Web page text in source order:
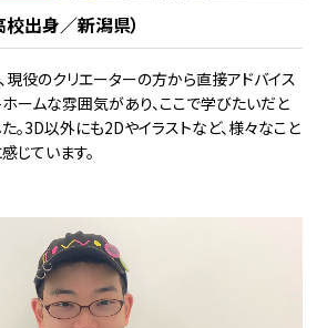
出身／新潟県）
現役のクリエーターの方から直接アドバイス
ホームな雰囲気があり、ここで学びたいだと
。3D以外にも2Dやイラストなど、様々なこと
じています。